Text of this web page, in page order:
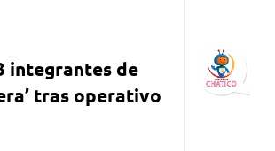
integrantes de
tras operativo